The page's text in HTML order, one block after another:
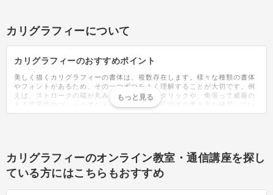
カリグラフィーについて
カリグラフィーのおすすめポイント
美しく描くカリグラフィーの書体は、複数存在します。様々な種類の書体
やフォントがあるため、その一つずつをよく理解することが大切です。例
えば、ストロークの端が丸みを帯びているイタリックや、角張って威厳の
ある雰囲気のゴシック体など、まったく異なる字体の書き方を練習してい
くことになります。どうしてもカリグラフィーは、英語圏で使われるアル
定着しています。特に近年では、モダンカリグラフィーの人気は非常に高
くなっています。伝統的なカリグラフィーに比べ、字の形・間隔・高低
差・傾きなど、非常に自由度が高くデザイン性にすぐれた文字です。中で
カリグラフィーのオンライン教室・通信講座を探し
ている方にはこちらもおすすめ